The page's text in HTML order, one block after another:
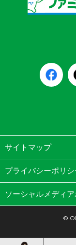
サイトマップ
プライバシーポリシ
ソーシャルメディ
©